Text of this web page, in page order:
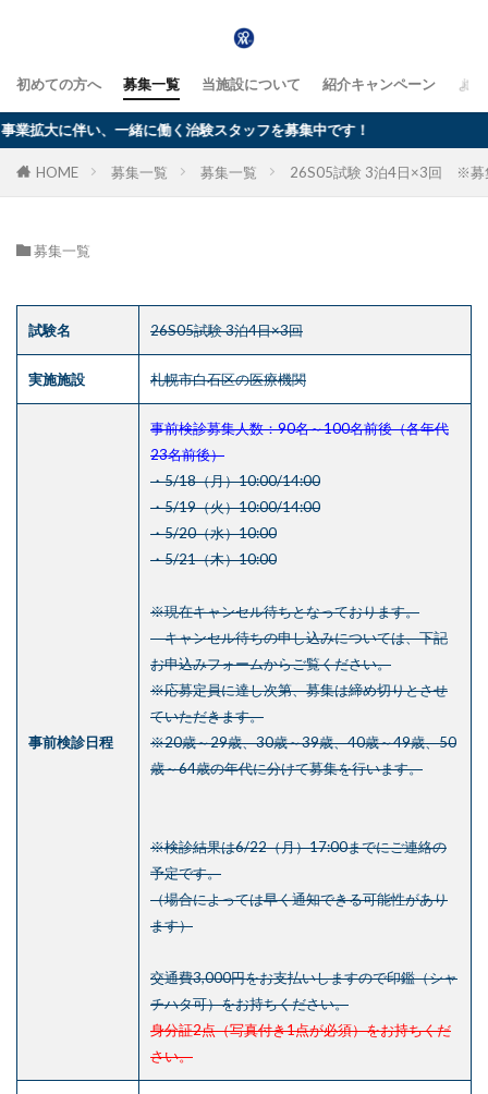
初めての方へ 募集一覧 当施設について 紹介キャンペーン よ
大に伴い、一緒に働く治験スタッフを募集中です！
HOME 募集一覧 募集一覧 26S05試験 3泊4日×3回 ※募
募集一覧
試験名 26S05試験 3泊4日×3回
実施施設 札幌市白石区の医療機関
事前検診日程
事前検診募集人数：90名～100名前後（各年代
23名前後）
・5/18（月）10:00/14:00
・5/19（火）10:00/14:00
・5/20（水）10:00
・5/21（木）10:00
※現在キャンセル待ちとなっております。
キャンセル待ちの申し込みについては、下記
お申込みフォームからご覧ください。
※応募定員に達し次第、募集は締め切りとさせ
ていただきます。
※20歳～29歳、30歳～39歳、40歳～49歳、50
歳～64歳の年代に分けて募集を行います。
※検診結果は6/22（月）17:00までにご連絡の
予定です。
（場合によっては早く通知できる可能性があり
ます）
交通費3,000円をお支払いしますので印鑑（シャ
チハタ可）をお持ちください。
身分証2点（写真付き1点が必須）をお持ちくだ
さい。